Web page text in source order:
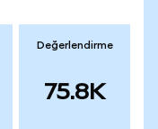
Değerlendirme
75.8K